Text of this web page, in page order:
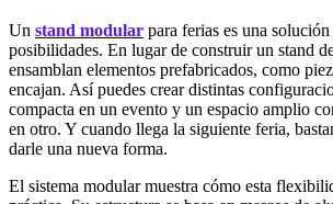
Un stand modular para ferias es una
posibilidades. En lugar de construir un stand
ensamblan elementos prefabricados, como
encajan. Así puedes crear distintas
compacta en un evento y un espacio amplio
en otro. Y cuando llega la siguiente feria,
darle una nueva forma.
El sistema modular muestra cómo esta